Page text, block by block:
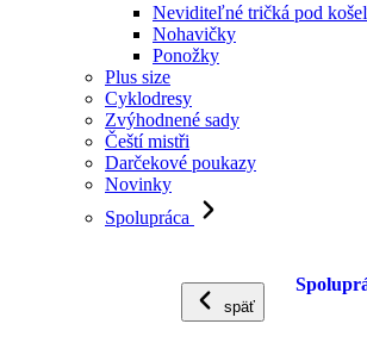
Neviditeľné tričká pod
Nohavičky
Ponožky
Plus size
Cyklodresy
Zvýhodnené sady
Čeští mistři
Darčekové poukazy
Novinky
Spolupráca
späť